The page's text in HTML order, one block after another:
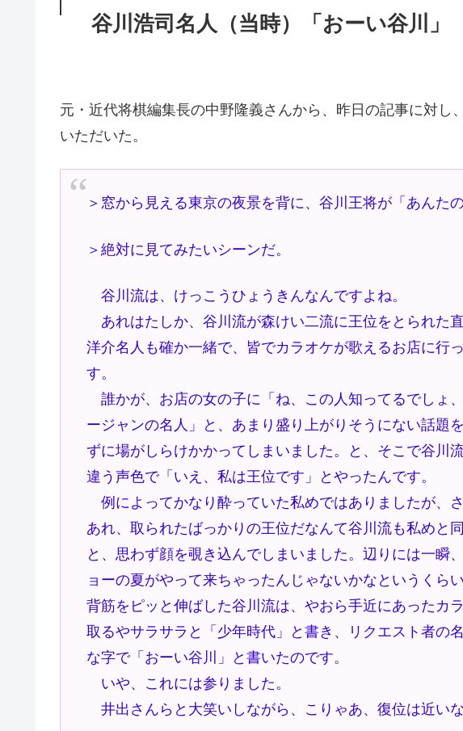
谷川浩司名人（当時）「おーい谷川」
元・近代将棋編集長の中野隆義さんから、昨日の記事に対し
いただいた。
＞窓から見える東京の夜景を背に、谷川王将が「あんた
＞絶対に見てみたいシーンだ。
谷川流は、けっこうひょうきんなんですよね。
あれはたしか、谷川流が森けい二流に王位をとられた
洋介名人も確か一緒で、皆でカラオケが歌えるお店に行
す。
誰かが、お店の女の子に「ね、この人知ってるでしょ
ージャンの名人」と、あまり盛り上がりそうにない話題
ずに場がしらけかかってしまいました。と、そこで谷川
違う声色で「いえ、私は王位です」とやったんです。
例によってかなり酔っていた私めではありましたが、
あれ、取られたばっかりの王位だなんて谷川流も私めと
と、思わず顔を覗き込んでしまいました。辺りには一瞬
ョーの夏がやって来ちゃったんじゃないかなというくら
背筋をピッと伸ばした谷川流は、やおら手近にあったカ
取るやサラサラと「少年時代」と書き、リクエスト者の
な字で「おーい谷川」と書いたのです。
いや、これには参りました。
井出さんらと大笑いしながら、こりゃあ、復位は近いな